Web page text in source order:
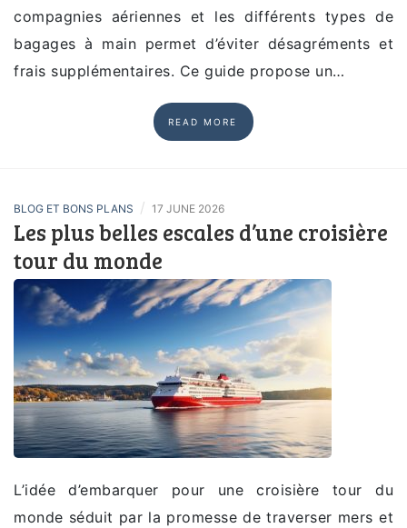
compagnies aériennes et les différents types de
bagages à main permet d’éviter désagréments et
frais supplémentaires. Ce guide propose un…
READ MORE
BLOG ET BONS PLANS / 17 JUNE 2026
Les plus belles escales d’une croisière
tour du monde
L’idée d’embarquer pour une croisière tour du
monde séduit par la promesse de traverser mers et